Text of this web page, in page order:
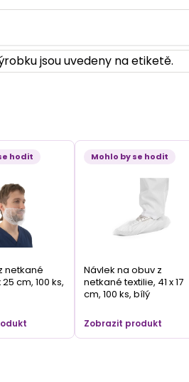
jsou uvedeny na etiketě.
hodit
netkané
cm, 100 ks,
Mohlo by se hodit
Návlek na obuv z
netkané textilie, 41 x 17
cm, 100 ks, bílý
Zobrazit produkt